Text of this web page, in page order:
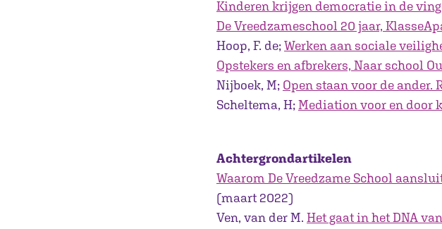
Kinderen krijgen democratie in de
De Vreedzameschool 20 jaar,
Hoop, F. de;Werken aan sociale
Opstekers en afbrekers, Naar school
Nijboek, M; Open staan voor de
Scheltema, H;Mediation voor en door
Achtergrondartikelen
Waarom De Vreedzame School
(maart 2022)
Ven, van der M. Het gaat in het DNA